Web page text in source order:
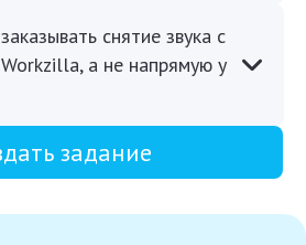
снятие звука с
а не напрямую у
задание